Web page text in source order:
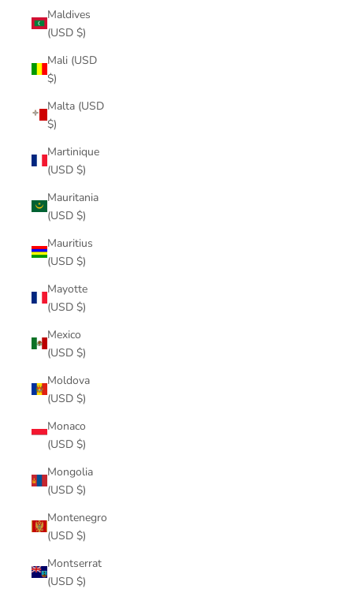
Maldives
(USD $)
Mali (USD
$)
Malta (USD
$)
Martinique
(USD $)
Mauritania
(USD $)
Mauritius
(USD $)
Mayotte
(USD $)
Mexico
(USD $)
Moldova
(USD $)
Monaco
(USD $)
Mongolia
(USD $)
Montenegro
(USD $)
Montserrat
(USD $)